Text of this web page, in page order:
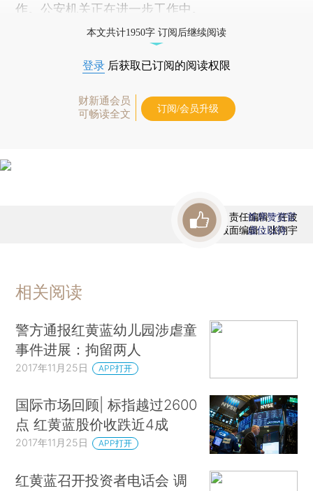
作。公安机关正在进一步工作中。
本文共计1950字 订阅后继续阅读
登录 后获取已订阅的阅读权限
财新通会员
可畅读全文
订阅/会员升级
责任编辑：任波
版面编辑：张翔宇
首席赞赏官
虚位以待
相关阅读
警方通报红黄蓝幼儿园涉虐童
事件进展：拘留两人
2017年11月25日 APP打开
国际市场回顾| 标指越过2600
点 红黄蓝股价收跌近4成
2017年11月25日 APP打开
红黄蓝召开投资者电话会 调